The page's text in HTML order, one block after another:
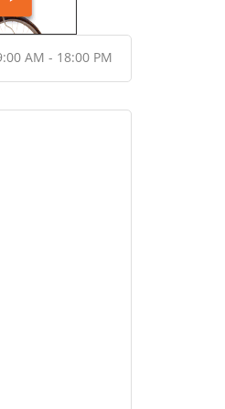
AM - 18:00 PM